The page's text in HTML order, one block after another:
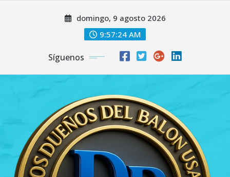
domingo, 9 agosto 2026
9:57:25 AM
Síguenos